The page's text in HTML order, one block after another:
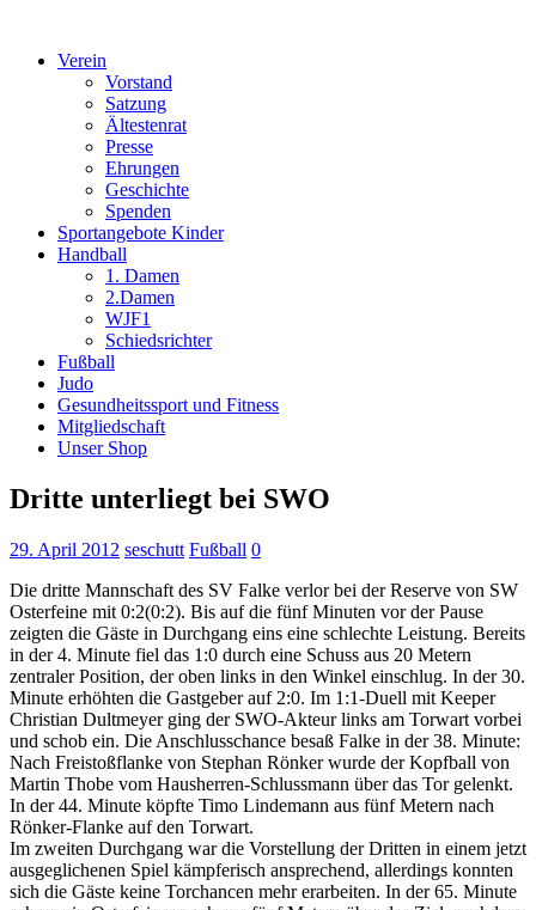
Verein
Vorstand
Satzung
Ältestenrat
Presse
Ehrungen
Geschichte
Spenden
Sportangebote Kinder
Handball
1. Damen
2.Damen
WJF1
Schiedsrichter
Fußball
Judo
Gesundheitssport und Fitness
Mitgliedschaft
Unser Shop
Dritte unterliegt bei SWO
29. April 2012 seschutt Fußball 0
Die dritte Mannschaft des SV Falke verlor bei der Reserve von SW
Osterfeine mit 0:2(0:2). Bis auf die fünf Minuten vor der Pause
zeigten die Gäste in Durchgang eins eine schlechte Leistung. Bereits
in der 4. Minute fiel das 1:0 durch eine Schuss aus 20 Metern
zentraler Position, der oben links in den Winkel einschlug. In der 30.
Minute erhöhten die Gastgeber auf 2:0. Im 1:1-Duell mit Keeper
Christian Dultmeyer ging der SWO-Akteur links am Torwart vorbei
und schob ein. Die Anschlusschance besaß Falke in der 38. Minute:
Nach Freistoßflanke von Stephan Rönker wurde der Kopfball von
Martin Thobe vom Hausherren-Schlussmann über das Tor gelenkt.
In der 44. Minute köpfte Timo Lindemann aus fünf Metern nach
Rönker-Flanke auf den Torwart.
Im zweiten Durchgang war die Vorstellung der Dritten in einem jetzt
ausgeglichenen Spiel kämpferisch ansprechend, allerdings konnten
sich die Gäste keine Torchancen mehr erarbeiten. In der 65. Minute